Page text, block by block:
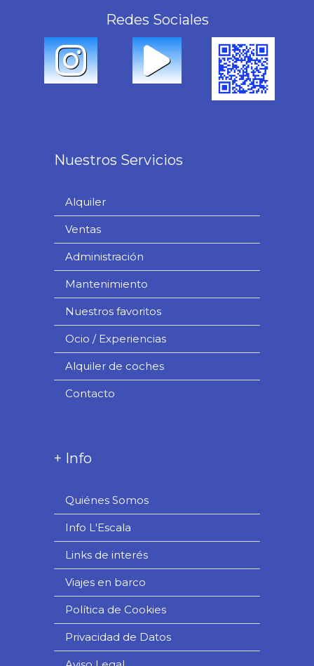
Redes Sociales
Nuestros Servicios
Alquiler
Ventas
Administración
Mantenimiento
Nuestros favoritos
Ocio / Experiencias
Alquiler de coches
Contacto
+ Info
Quiénes Somos
Info L'Escala
Links de interés
Viajes en barco
Política de Cookies
Privacidad de Datos